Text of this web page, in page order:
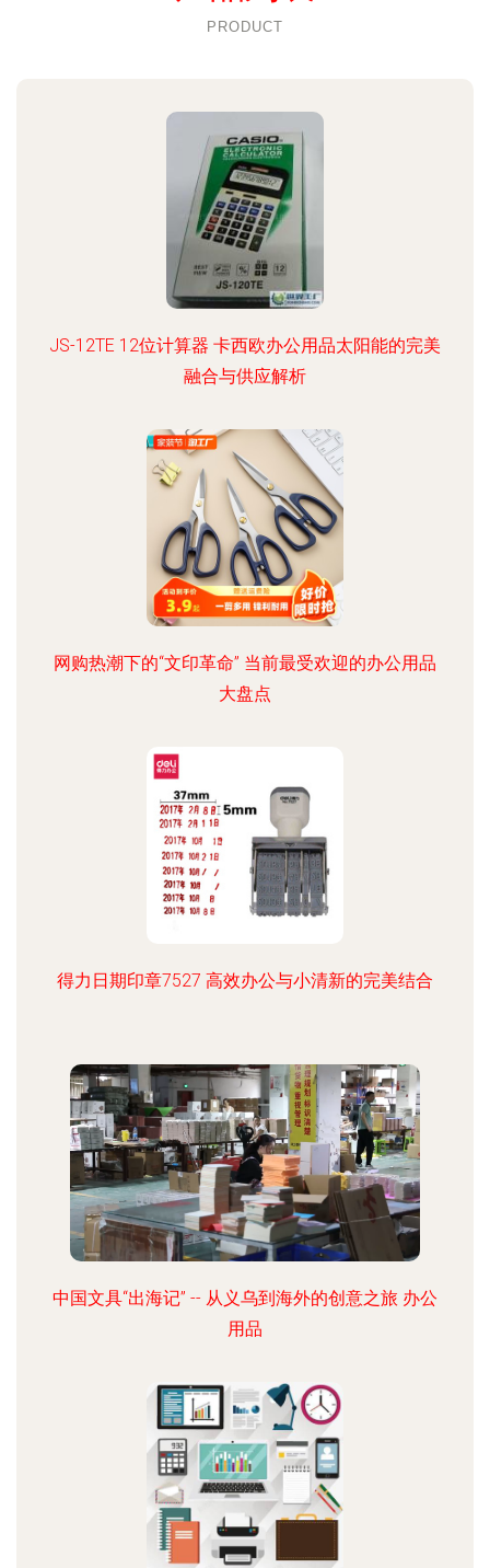
PRODUCT
JS-12TE 12位计算器 卡西欧办公用品太阳能的完美
融合与供应解析
网购热潮下的“文印革命” 当前最受欢迎的办公用品
大盘点
得力日期印章7527 高效办公与小清新的完美结合
中国文具“出海记” -- 从义乌到海外的创意之旅 办公
用品